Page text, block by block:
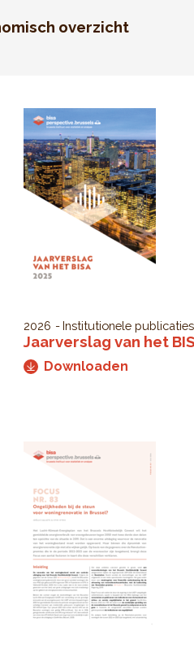
overzicht
2026 Institutionele publicaties
Jaarverslag van het
Downloaden